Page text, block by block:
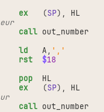
ex
(SP), HL
eur
call out_number
ld
A , ','
rst
$18
pop
HL
ex
(SP), HL
ur
call out_number